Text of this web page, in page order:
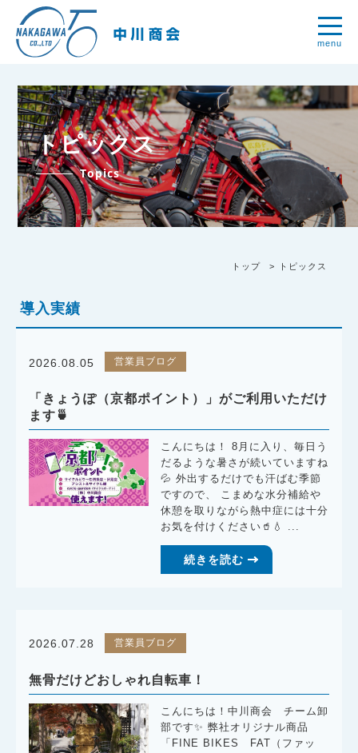
menu
トピックス
Topics
トップ トピックス
導入実績
2026.08.05 営業員ブログ
「きょうぽ（京都ポイント）」がご利用いただけ
ます🍵
こんにちは！ 8月に入り、毎日う
だるような暑さが続いていますね
💦 外出するだけでも汗ばむ季節
ですので、 こまめな水分補給や
休憩を取りながら熱中症には十分
お気を付けください🥤💧 ...
続きを読む
2026.07.28 営業員ブログ
無骨だけどおしゃれ自転車！
こんにちは！中川商会 チーム卸
部です✨ 弊社オリジナル商品
「FINE BIKES FAT（ファッ